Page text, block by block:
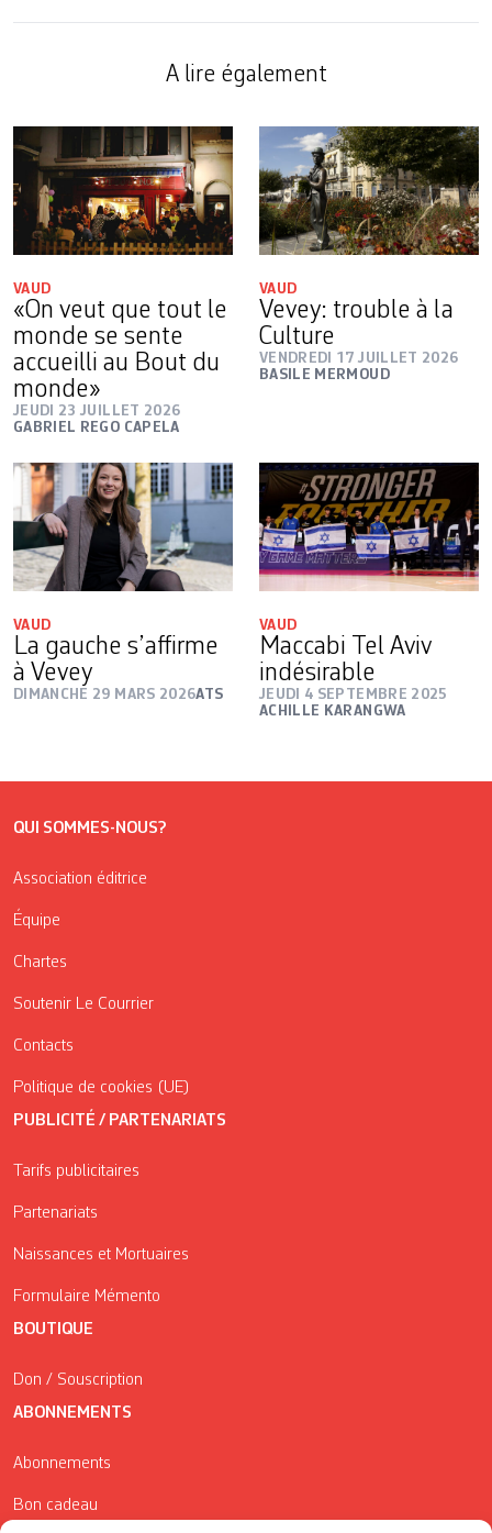
A lire également
VAUD
«On veut que tout le
monde se sente
accueilli au Bout du
monde»
JEUDI 23 JUILLET 2026
GABRIEL REGO CAPELA
VAUD
Vevey: trouble à la
Culture
VENDREDI 17 JUILLET 2026
BASILE MERMOUD
VAUD
La gauche s’affirme
à Vevey
DIMANCHE 29 MARS 2026ATS
VAUD
Maccabi Tel Aviv
indésirable
JEUDI 4 SEPTEMBRE 2025
ACHILLE KARANGWA
QUI SOMMES-NOUS?
Association éditrice
Équipe
Chartes
Soutenir Le Courrier
Contacts
Politique de cookies (UE)
PUBLICITÉ / PARTENARIATS
Tarifs publicitaires
Partenariats
Naissances et Mortuaires
Formulaire Mémento
BOUTIQUE
Don / Souscription
ABONNEMENTS
Abonnements
Bon cadeau